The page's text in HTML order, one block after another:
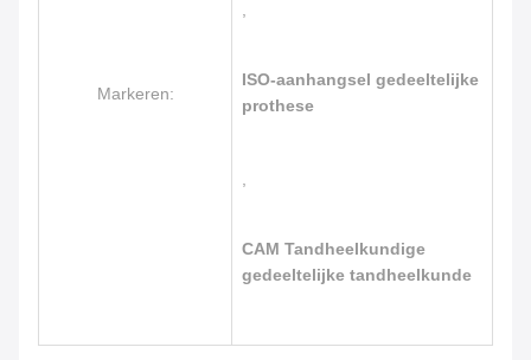
Markeren:
ISO-aanhangsel gedeeltelijke
prothese
CAM Tandheelkundige
gedeeltelijke tandheelkunde